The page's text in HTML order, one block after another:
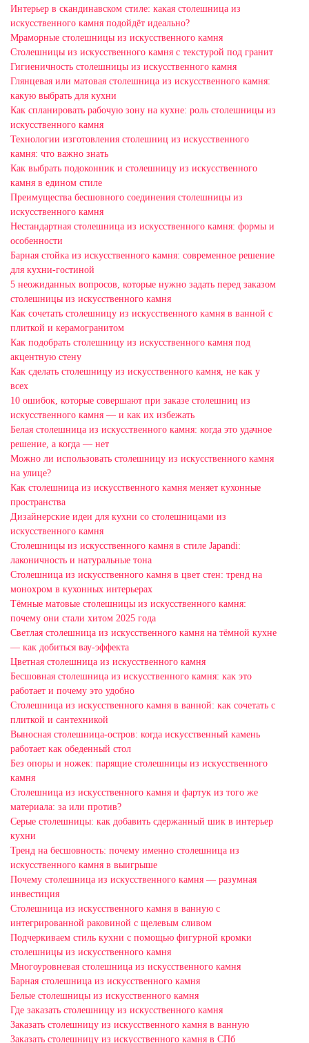
Интерьер в скандинавском стиле: какая столешница из
искусственного камня подойдёт идеально?
Мраморные столешницы из искусственного камня
Столешницы из искусственного камня с текстурой под гранит
Гигиеничность столешницы из искусственного камня
Глянцевая или матовая столешница из искусственного камня:
какую выбрать для кухни
Как спланировать рабочую зону на кухне: роль столешницы из
искусственного камня
Технологии изготовления столешниц из искусственного
камня: что важно знать
Как выбрать подоконник и столешницу из искусственного
камня в едином стиле
Преимущества бесшовного соединения столешницы из
искусственного камня
Нестандартная столешница из искусственного камня: формы и
особенности
Барная стойка из искусственного камня: современное решение
для кухни-гостиной
5 неожиданных вопросов, которые нужно задать перед заказом
столешницы из искусственного камня
Как сочетать столешницу из искусственного камня в ванной с
плиткой и керамогранитом
Как подобрать столешницу из искусственного камня под
акцентную стену
Как сделать столешницу из искусственного камня, не как у
всех
10 ошибок, которые совершают при заказе столешниц из
искусственного камня — и как их избежать
Белая столешница из искусственного камня: когда это удачное
решение, а когда — нет
Можно ли использовать столешницу из искусственного камня
на улице?
Как столешница из искусственного камня меняет кухонные
пространства
Дизайнерские идеи для кухни со столешницами из
искусственного камня
Столешницы из искусственного камня в стиле Japandi:
лаконичность и натуральные тона
Столешница из искусственного камня в цвет стен: тренд на
монохром в кухонных интерьерах
Тёмные матовые столешницы из искусственного камня:
почему они стали хитом 2025 года
Светлая столешница из искусственного камня на тёмной кухне
— как добиться вау-эффекта
Цветная столешница из искусственного камня
Бесшовная столешница из искусственного камня: как это
работает и почему это удобно
Столешница из искусственного камня в ванной: как сочетать с
плиткой и сантехникой
Выносная столешница-остров: когда искусственный камень
работает как обеденный стол
Без опоры и ножек: парящие столешницы из искусственного
камня
Столешница из искусственного камня и фартук из того же
материала: за или против?
Серые столешницы: как добавить сдержанный шик в интерьер
кухни
Тренд на бесшовность: почему именно столешница из
искусственного камня в выигрыше
Почему столешница из искусственного камня — разумная
инвестиция
Столешница из искусственного камня в ванную с
интегрированной раковиной с щелевым сливом
Подчеркиваем стиль кухни с помощью фигурной кромки
столешницы из искусственного камня
Многоуровневая столешница из искусственного камня
Барная столешница из искусственного камня
Белые столешницы из искусственного камня
Где заказать столешницу из искусственного камня
Заказать столешницу из искусственного камня в ванную
Заказать столешницу из искусственного камня в СПб